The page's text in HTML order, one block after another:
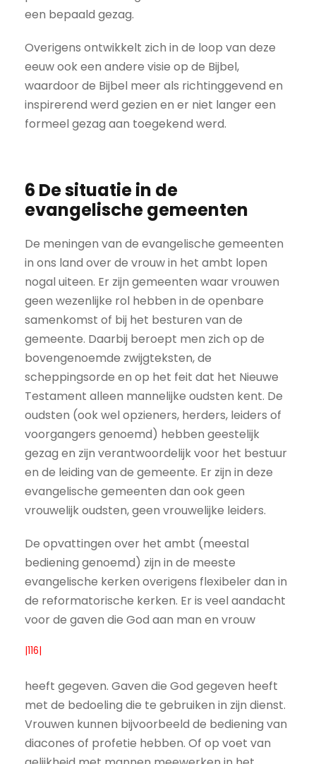
een bepaald gezag.
Overigens ontwikkelt zich in de loop van deze
eeuw ook een andere visie op de Bijbel,
waardoor de Bijbel meer als richtinggevend en
inspirerend werd gezien en er niet langer een
formeel gezag aan toegekend werd.
6 De situatie in de
evangelische gemeenten
De meningen van de evangelische gemeenten
in ons land over de vrouw in het ambt lopen
nogal uiteen. Er zijn gemeenten waar vrouwen
geen wezenlijke rol hebben in de openbare
samenkomst of bij het besturen van de
gemeente. Daarbij beroept men zich op de
bovengenoemde zwijgteksten, de
scheppingsorde en op het feit dat het Nieuwe
Testament alleen mannelijke oudsten kent. De
oudsten (ook wel opzieners, herders, leiders of
voorgangers genoemd) hebben geestelijk
gezag en zijn verantwoordelijk voor het bestuur
en de leiding van de gemeente. Er zijn in deze
evangelische gemeenten dan ook geen
vrouwelijk oudsten, geen vrouwelijke leiders.
De opvattingen over het ambt (meestal
bediening genoemd) zijn in de meeste
evangelische kerken overigens flexibeler dan in
de reformatorische kerken. Er is veel aandacht
voor de gaven die God aan man en vrouw
|116|
heeft gegeven. Gaven die God gegeven heeft
met de bedoeling die te gebruiken in zijn dienst.
Vrouwen kunnen bijvoorbeeld de bediening van
diacones of profetie hebben. Of op voet van